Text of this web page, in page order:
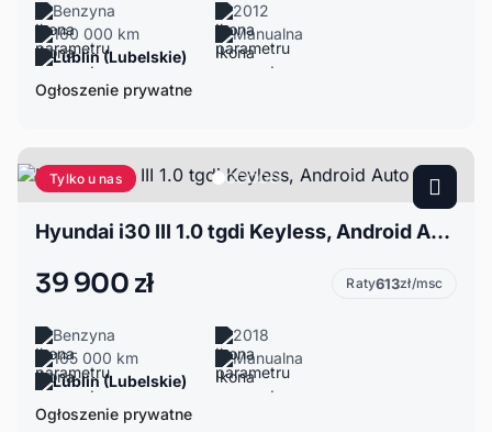
Benzyna
2012
160 000 km
Manualna
Lublin (Lubelskie)
Ogłoszenie prywatne
Tylko u nas
Hyundai i30 III 1.0 tgdi Keyless, Android Auto
39 900 zł Raty613zł/msc
Benzyna
2018
165 000 km
Manualna
Lublin (Lubelskie)
Ogłoszenie prywatne